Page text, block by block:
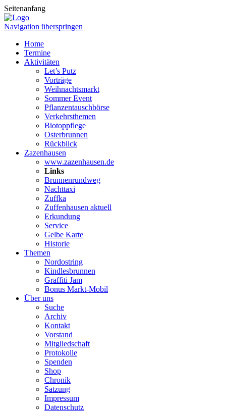
Seitenanfang
Navigation überspringen
Home
Termine
Aktivitäten
Let’s Putz
Vorträge
Weihnachtsmarkt
Sommer Event
Pflanzentauschbörse
Verkehrsthemen
Biotoppflege
Osterbrunnen
Rückblick
Zazenhausen
www.zazenhausen.de
Links
Brunnenrundweg
Nachttaxi
Zuffka
Zuffenhausen aktuell
Erkundung
Service
Gelbe Karte
Historie
Themen
Nordostring
Kindlesbrunnen
Graffiti Jam
Bonus Markt-Mobil
Über uns
Suche
Archiv
Kontakt
Vorstand
Mitgliedschaft
Protokolle
Spenden
Shop
Chronik
Satzung
Impressum
Datenschutz